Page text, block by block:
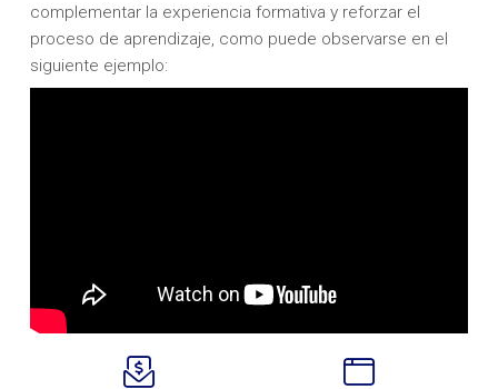
complementar la experiencia formativa y reforzar el
proceso de aprendizaje, como puede observarse en el
siguiente ejemplo: